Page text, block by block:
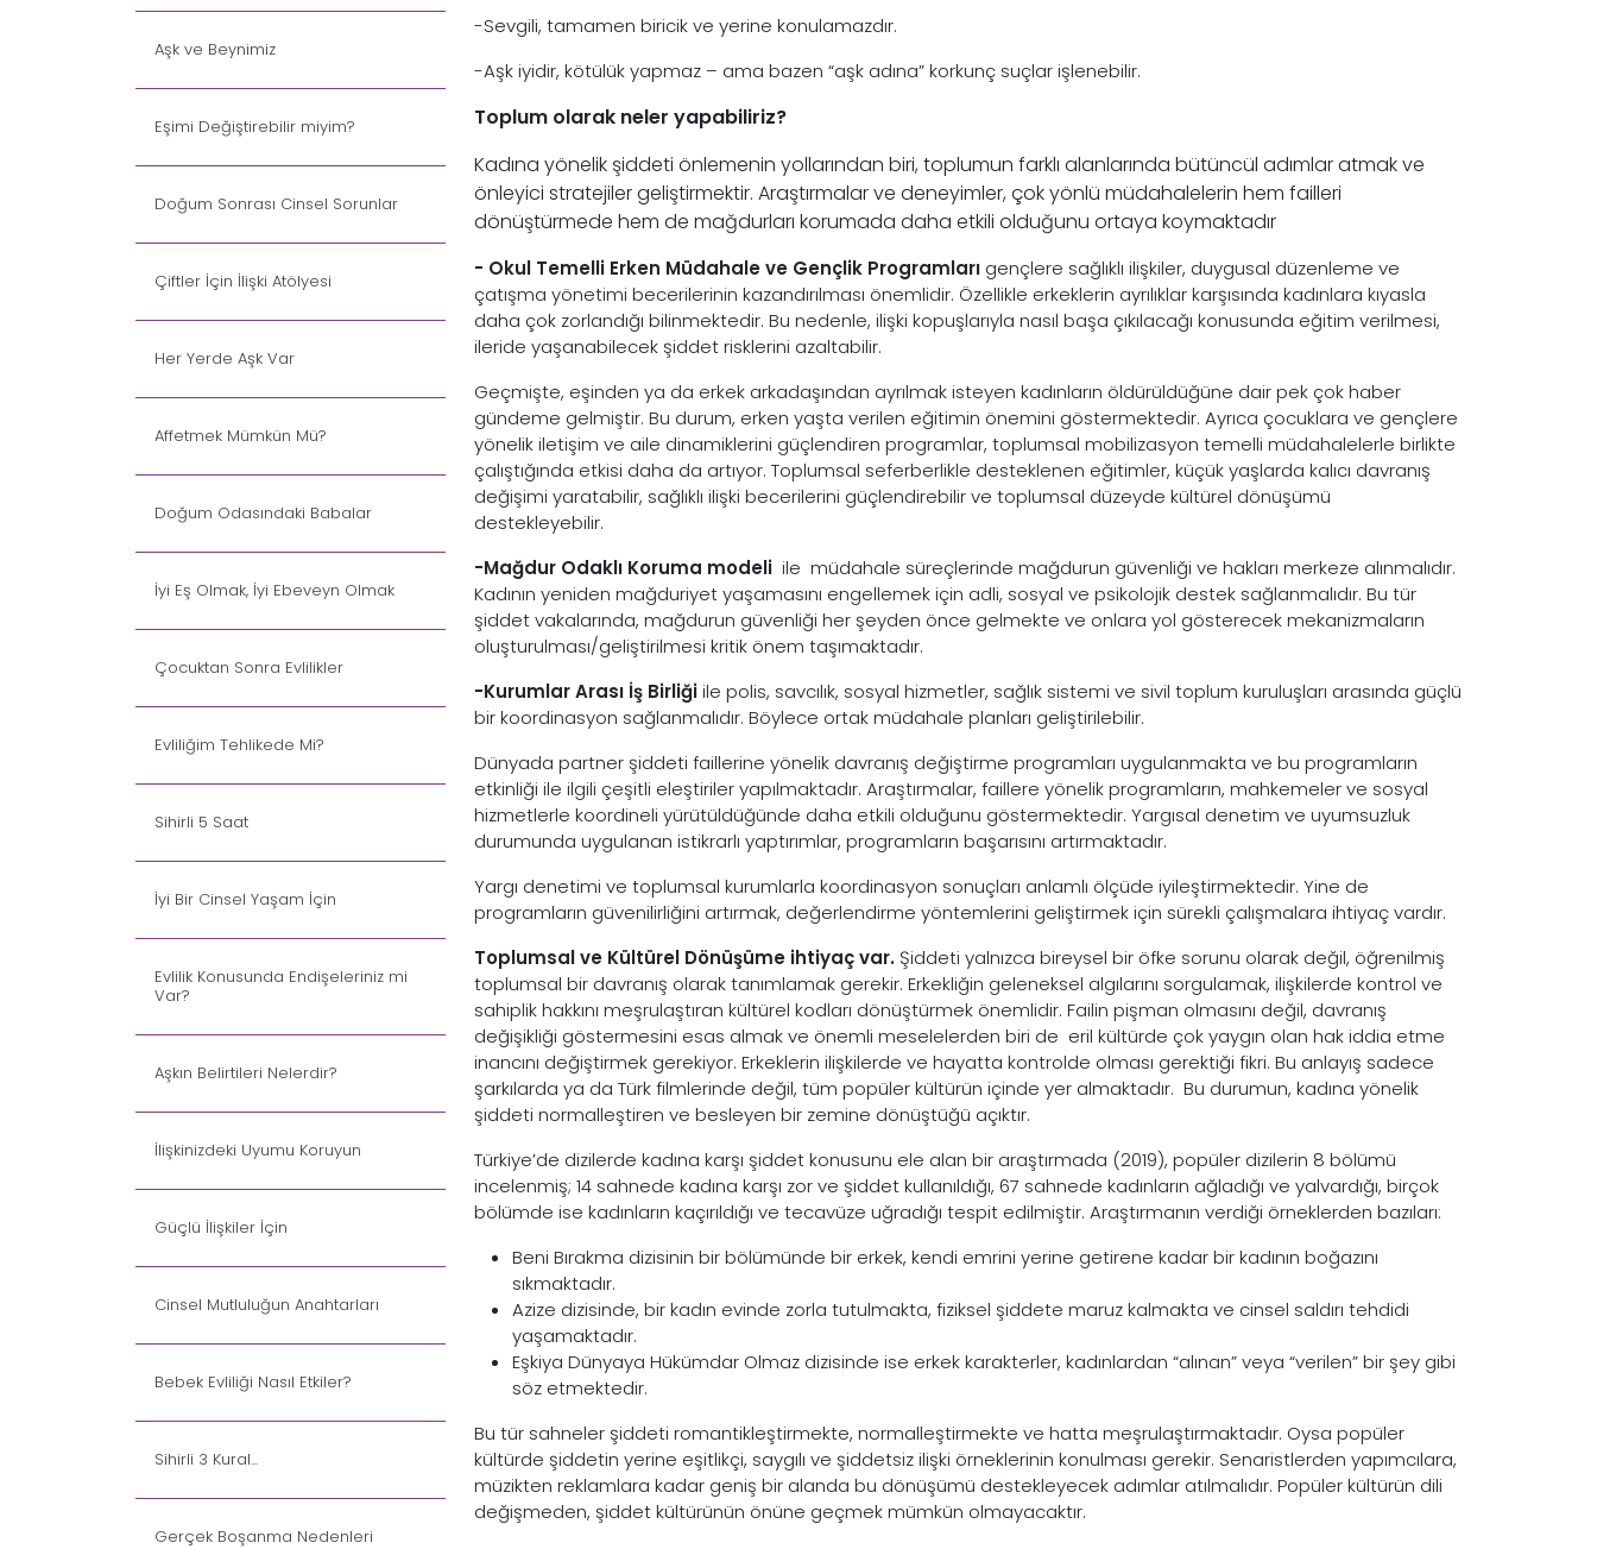
Aşk ve Beynimiz
Eşimi Değiştirebilir miyim?
Doğum Sonrası Cinsel Sorunlar
Çiftler İçin İlişki Atölyesi
Her Yerde Aşk Var
Affetmek Mümkün Mü?
Doğum Odasındaki Babalar
İyi Eş Olmak, İyi Ebeveyn Olmak
Çocuktan Sonra Evlilikler
Evliliğim Tehlikede Mi?
Sihirli 5 Saat
İyi Bir Cinsel Yaşam İçin
Evlilik Konusunda Endişeleriniz mi
Var?
Aşkın Belirtileri Nelerdir?
İlişkinizdeki Uyumu Koruyun
Güçlü İlişkiler İçin
Cinsel Mutluluğun Anahtarları
Bebek Evliliği Nasıl Etkiler?
Sihirli 3 Kural...
Gerçek Boşanma Nedenleri
-Sevgili, tamamen biricik ve yerine konulamazdır.
-Aşk iyidir, kötülük yapmaz – ama bazen “aşk adına” korkunç suçlar işlenebilir.
Toplum olarak neler yapabiliriz?
Kadına yönelik şiddeti önlemenin yollarından biri, toplumun farklı alanlarında bütüncül adımlar atmak ve
önleyici stratejiler geliştirmektir. Araştırmalar ve deneyimler, çok yönlü müdahalelerin hem failleri
dönüştürmede hem de mağdurları korumada daha etkili olduğunu ortaya koymaktadır
- Okul Temelli Erken Müdahale ve Gençlik Programları gençlere sağlıklı ilişkiler, duygusal düzenleme ve
çatışma yönetimi becerilerinin kazandırılması önemlidir. Özellikle erkeklerin ayrılıklar karşısında kadınlara kıyasla
daha çok zorlandığı bilinmektedir. Bu nedenle, ilişki kopuşlarıyla nasıl başa çıkılacağı konusunda eğitim verilmesi,
ileride yaşanabilecek şiddet risklerini azaltabilir.
Geçmişte, eşinden ya da erkek arkadaşından ayrılmak isteyen kadınların öldürüldüğüne dair pek çok haber
gündeme gelmiştir. Bu durum, erken yaşta verilen eğitimin önemini göstermektedir. Ayrıca çocuklara ve gençlere
yönelik iletişim ve aile dinamiklerini güçlendiren programlar, toplumsal mobilizasyon temelli müdahalelerle birlikte
çalıştığında etkisi daha da artıyor. Toplumsal seferberlikle desteklenen eğitimler, küçük yaşlarda kalıcı davranış
değişimi yaratabilir, sağlıklı ilişki becerilerini güçlendirebilir ve toplumsal düzeyde kültürel dönüşümü
destekleyebilir.
-Mağdur Odaklı Koruma modeli ile müdahale süreçlerinde mağdurun güvenliği ve hakları merkeze alınmalıdır.
Kadının yeniden mağduriyet yaşamasını engellemek için adli, sosyal ve psikolojik destek sağlanmalıdır. Bu tür
şiddet vakalarında, mağdurun güvenliği her şeyden önce gelmekte ve onlara yol gösterecek mekanizmaların
oluşturulması/geliştirilmesi kritik önem taşımaktadır.
-Kurumlar Arası İş Birliğiile polis, savcılık, sosyal hizmetler, sağlık sistemi ve sivil toplum kuruluşları arasında güçlü
bir koordinasyon sağlanmalıdır. Böylece ortak müdahale planları geliştirilebilir.
Dünyada partner şiddeti faillerine yönelik davranış değiştirme programları uygulanmakta ve bu programların
etkinliği ile ilgili çeşitli eleştiriler yapılmaktadır. Araştırmalar, faillere yönelik programların, mahkemeler ve sosyal
hizmetlerle koordineli yürütüldüğünde daha etkili olduğunu göstermektedir. Yargısal denetim ve uyumsuzluk
durumunda uygulanan istikrarlı yaptırımlar, programların başarısını artırmaktadır.
Yargı denetimi ve toplumsal kurumlarla koordinasyon sonuçları anlamlı ölçüde iyileştirmektedir. Yine de
programların güvenilirliğini artırmak, değerlendirme yöntemlerini geliştirmek için sürekli çalışmalara ihtiyaç vardır.
Toplumsal ve Kültürel Dönüşüme ihtiyaç var. Şiddeti yalnızca bireysel bir öfke sorunu olarak değil, öğrenilmiş
toplumsal bir davranış olarak tanımlamak gerekir. Erkekliğin geleneksel algılarını sorgulamak, ilişkilerde kontrol ve
sahiplik hakkını meşrulaştıran kültürel kodları dönüştürmek önemlidir. Failin pişman olmasını değil, davranış
değişikliği göstermesini esas almak ve önemli meselelerden biri de eril kültürde çok yaygın olan hak iddia etme
inancını değiştirmek gerekiyor. Erkeklerin ilişkilerde ve hayatta kontrolde olması gerektiği fikri. Bu anlayış sadece
şarkılarda ya da Türk filmlerinde değil, tüm popüler kültürün içinde yer almaktadır. Bu durumun, kadına yönelik
şiddeti normalleştiren ve besleyen bir zemine dönüştüğü açıktır.
Türkiye’de dizilerde kadına karşı şiddet konusunu ele alan bir araştırmada (2019), popüler dizilerin 8 bölümü
incelenmiş; 14 sahnede kadına karşı zor ve şiddet kullanıldığı, 67 sahnede kadınların ağladığı ve yalvardığı, birçok
bölümde ise kadınların kaçırıldığı ve tecavüze uğradığı tespit edilmiştir. Araştırmanın verdiği örneklerden bazıları:
Beni Bırakma dizisinin bir bölümünde bir erkek, kendi emrini yerine getirene kadar bir kadının boğazını
sıkmaktadır.
Azize dizisinde, bir kadın evinde zorla tutulmakta, fiziksel şiddete maruz kalmakta ve cinsel saldırı tehdidi
yaşamaktadır.
Eşkiya Dünyaya Hükümdar Olmaz dizisinde ise erkek karakterler, kadınlardan “alınan” veya “verilen” bir şey gibi
söz etmektedir.
Bu tür sahneler şiddeti romantikleştirmekte, normalleştirmekte ve hatta meşrulaştırmaktadır. Oysa popüler
kültürde şiddetin yerine eşitlikçi, saygılı ve şiddetsiz ilişki örneklerinin konulması gerekir. Senaristlerden yapımcılara,
müzikten reklamlara kadar geniş bir alanda bu dönüşümü destekleyecek adımlar atılmalıdır. Popüler kültürün dili
değişmeden, şiddet kültürünün önüne geçmek mümkün olmayacaktır.